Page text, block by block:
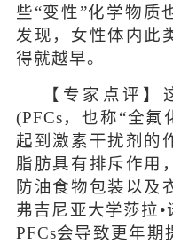
些“变性”化学物质
发现，女性体内此
得就越早。
【专家点评】
(PFCs，也称“全氟
起到激素干扰剂的
脂肪具有排斥作用
防油食物包装以及
弗吉尼亚大学莎拉
PFCs会导致更年